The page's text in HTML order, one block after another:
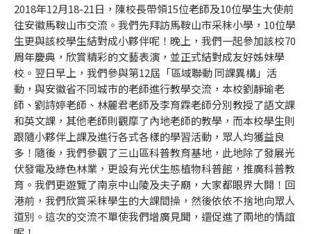
2018年12月18-21日，陳校長帶領15位老師及10位學生大使前
往安徽馬鞍山市交流。我們先拜訪馬鞍山市采秣小學，10位學
生更與該校學生結對成小夥伴呢！晚上，我們一起參加該校70
周年慶典，欣賞精彩的文藝表演，並正式結對成友好姊妹學
校。翌日早上，我們參與第12屆「區域聯動 同課異構」活
動，與安徽省不同城市的老師進行教學交流，本校劉靜瑜老
師、劉詩婷老師、林麗君老師及李育霖老師分別教授了語文課
和英文課，其他老師則觀摩了內地老師的教學，而本校學生則
跟隨小夥伴上課及進行各式各樣的學習活動，眾人均獲益良
多！隨後，我們參觀了三山區科普教育基地，此地除了發展光
伏發電及綠色林業，更設有光伏生態植物科普館，推廣科普教
育。我們更遊覽了南京中山陵及夫子廟，大家都眼界大開！回
港前，我們欣賞采秣學生的大課間操，然後依依不捨地向眾人
道別。這次的交流不單使我們增廣見聞，還促進了兩地的情誼